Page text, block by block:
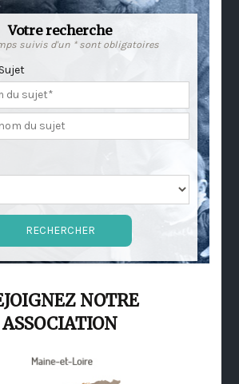
Votre recherche
suivis d'un * sont obligatoires
NOTRE
ASSOCIATION